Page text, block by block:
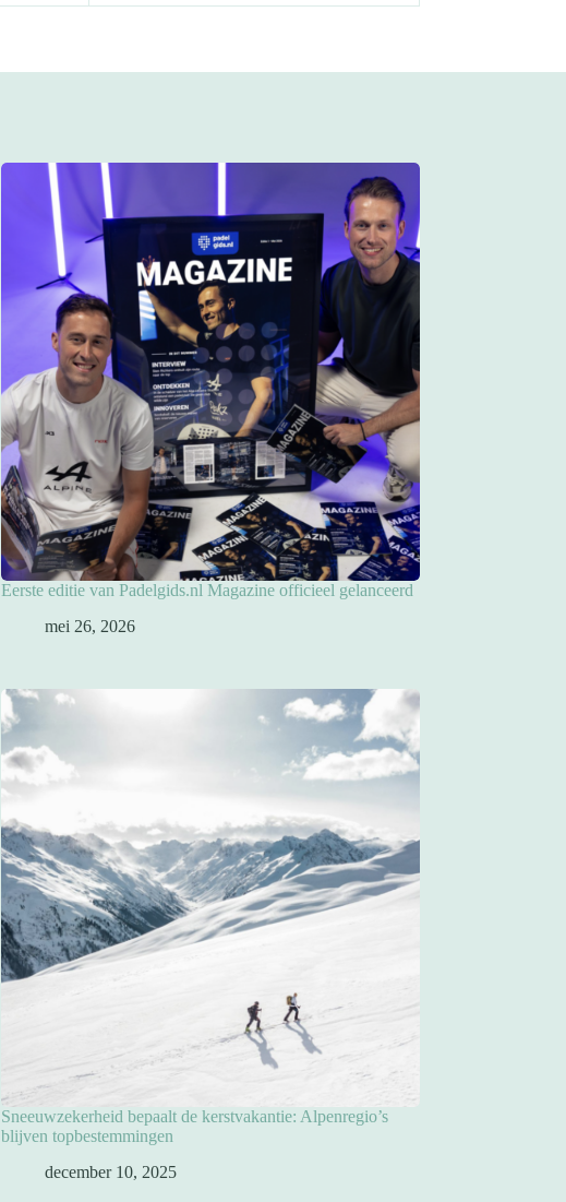
Eerste editie van Padelgids.nl Magazine officieel gelanceerd
mei 26, 2026
Sneeuwzekerheid bepaalt de kerstvakantie: Alpenregio’s
blijven topbestemmingen
december 10, 2025